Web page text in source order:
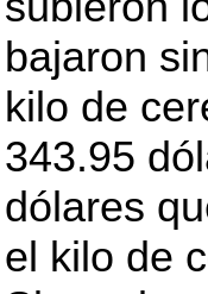
bajaron
kilo de
343.95
dólares
el kilo de